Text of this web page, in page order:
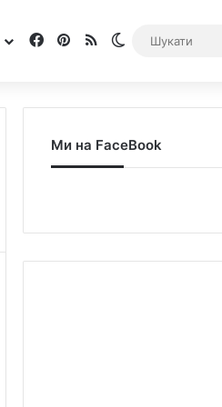
Facebook
Pinterest
RSS Switch skin
Ми на FaceBook